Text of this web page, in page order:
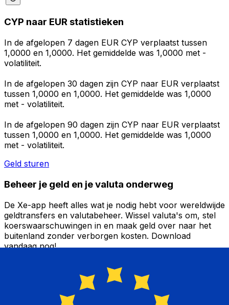
CYP naar EUR statistieken
In de afgelopen 7 dagen EUR CYP verplaatst tussen
1,0000 en 1,0000. Het gemiddelde was 1,0000 met -
volatiliteit.
In de afgelopen 30 dagen zijn CYP naar EUR verplaatst
tussen 1,0000 en 1,0000. Het gemiddelde was 1,0000
met - volatiliteit.
In de afgelopen 90 dagen zijn CYP naar EUR verplaatst
tussen 1,0000 en 1,0000. Het gemiddelde was 1,0000
met - volatiliteit.
Geld sturen
Beheer je geld en je valuta onderweg
De Xe-app heeft alles wat je nodig hebt voor wereldwijde
geldtransfers en valutabeheer. Wissel valuta's om, stel
koerswaarschuwingen in en maak geld over naar het
buitenland zonder verborgen kosten. Download
vandaag nog!